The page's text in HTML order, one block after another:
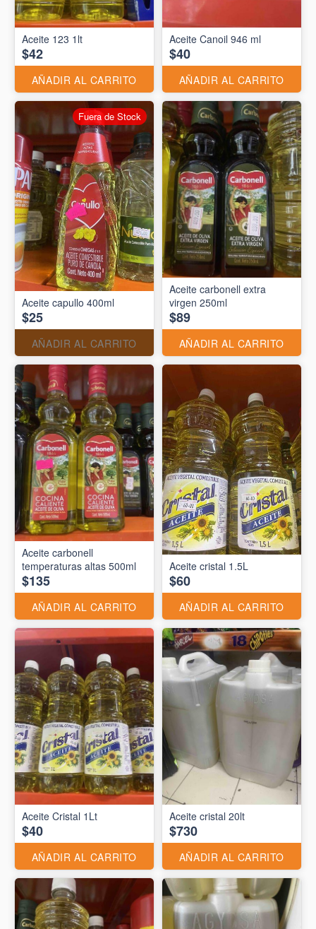
Aceite 123 1lt
$42
AÑADIR AL CARRITO
Aceite Canoil 946 ml
$40
AÑADIR AL CARRITO
Aceite capullo 400ml
$25
AÑADIR AL CARRITO
Fuera de Stock
Aceite carbonell extra
virgen 250ml
$89
AÑADIR AL CARRITO
Aceite carbonell
temperaturas altas 500ml
$135
AÑADIR AL CARRITO
Aceite cristal 1.5L
$60
AÑADIR AL CARRITO
Aceite Cristal 1Lt
$40
AÑADIR AL CARRITO
Aceite cristal 20lt
$730
AÑADIR AL CARRITO